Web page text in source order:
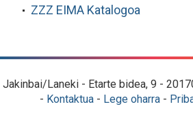
ZZZ EIMA Katalogoa
Jakinbai/Laneki - Etarte bidea, 9 -
- Kontaktua- Lege oharra-